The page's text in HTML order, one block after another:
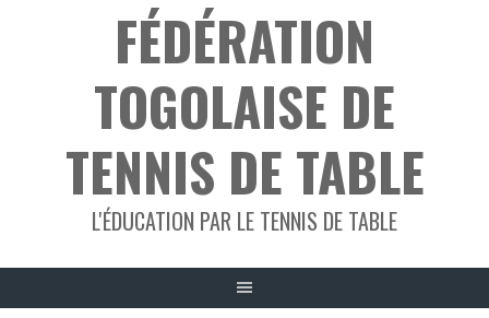
FÉDÉRATION
TOGOLAISE DE
TENNIS DE TABLE
L'ÉDUCATION PAR LE TENNIS DE TABLE